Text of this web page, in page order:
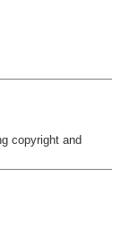
copyright and